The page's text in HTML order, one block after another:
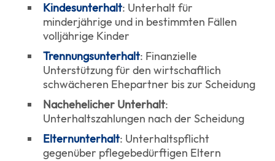
Kindesunterhalt: Unterhalt für
minderjährige und in bestimmten Fällen
volljährige Kinder
Trennungsunterhalt: Finanzielle
Unterstützung für den wirtschaftlich
schwächeren Ehepartner bis zur Scheidung
Nachehelicher Unterhalt:
Unterhaltszahlungen nach der Scheidung
Elternunterhalt: Unterhaltspflicht
gegenüber pflegebedürftigen Eltern